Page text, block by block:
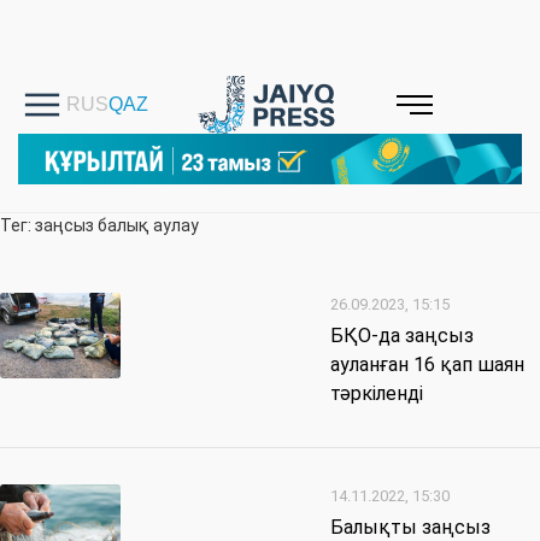
Тег: заңсыз балық аулау
26.09.2023, 15:15
БҚО-да заңсыз
ауланған 16 қап шаян
тәркіленді
14.11.2022, 15:30
Балықты заңсыз